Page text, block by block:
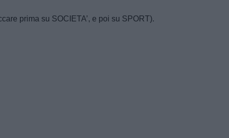
prima su SOCIETA’, e poi su SPORT).